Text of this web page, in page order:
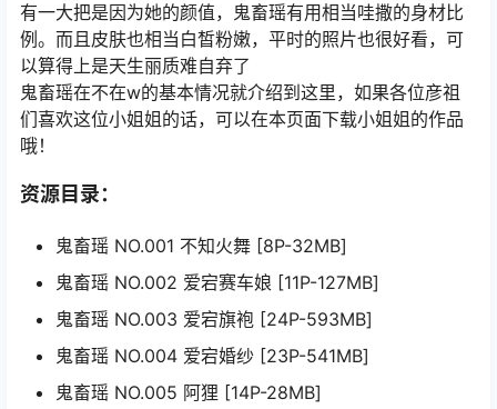
有一大把是因为她的颜值，鬼畜瑶有用相当哇撒的身材比
例。而且皮肤也相当白皙粉嫩，平时的照片也很好看，可
以算得上是天生丽质难自弃了
鬼畜瑶在不在w的基本情况就介绍到这里，如果各位彦祖
们喜欢这位小姐姐的话，可以在本页面下载小姐姐的作品
哦！
资源目录：
鬼畜瑶 NO.001 不知火舞 [8P-32MB]
鬼畜瑶 NO.002 爱宕赛车娘 [11P-127MB]
鬼畜瑶 NO.003 爱宕旗袍 [24P-593MB]
鬼畜瑶 NO.004 爱宕婚纱 [23P-541MB]
鬼畜瑶 NO.005 阿狸 [14P-28MB]